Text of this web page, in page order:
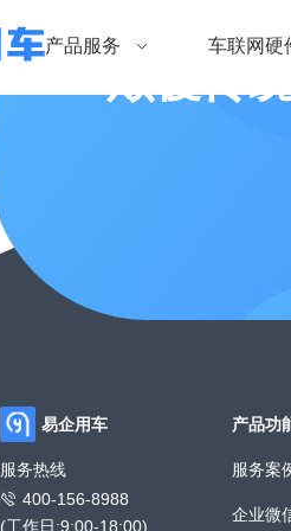
产品服务 车联网硬
易企用车
服务热线
400-156-8988
(工作日:9:00-18:00)
产品功
服务案
企业微